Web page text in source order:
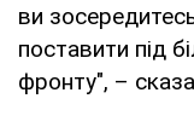
ви
поставити під
фронту", –